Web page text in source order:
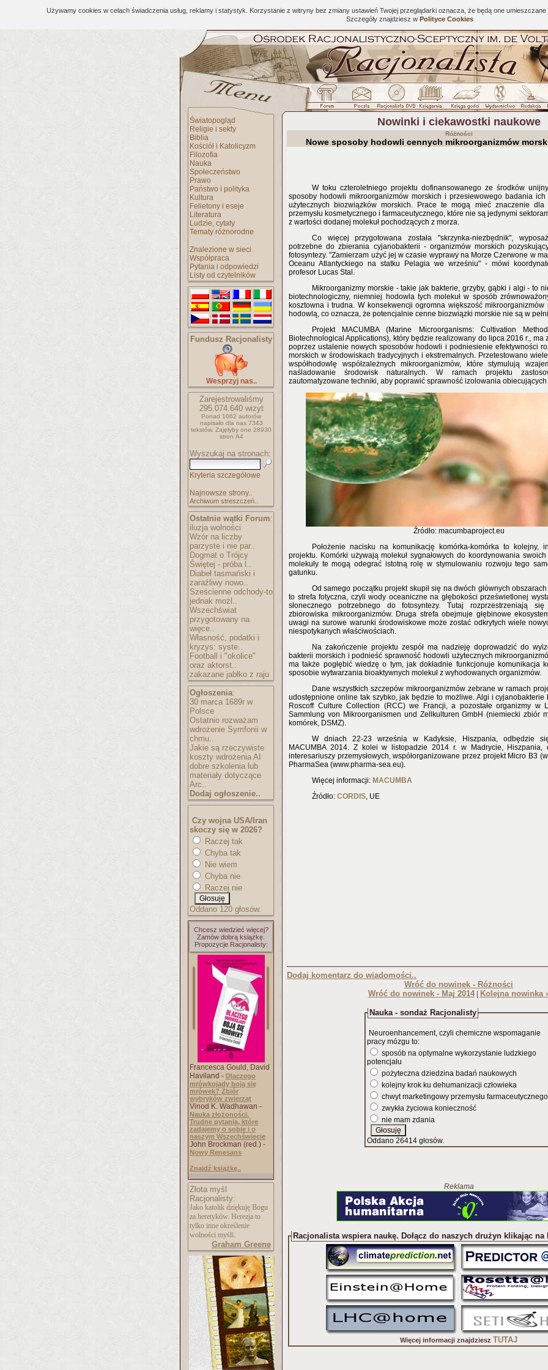
Używamy cookies w celach świadczenia usług, reklamy i statystyk. Korzystanie z witryny bez zmiany ustawień Twojej przeglądarki oznacza, że będą one
Szczegóły znajdziesz w Polityce Cookies
Światopogląd
Religie i sekty
Biblia
Kościół i Katolicyzm
Filozofia
Nauka
Społeczeństwo
Prawo
Państwo i polityka
Kultura
Felietony i eseje
Literatura
Ludzie, cytaty
Tematy różnorodne
Znalezione w sieci
Współpraca
Pytania i odpowiedzi
Listy od czytelników
Fundusz Racjonalisty
Wesprzyj nas..
Zarejestrowaliśmy
295.074.640wizyt
Ponad 1062 autorów
napisało dla nas 7343
tekstów. Zajęłyby one 28930
stron A4
Wyszukaj na stronach:
Kryteria szczegółowe
Najnowsze strony..
Archiwum streszczeń..
Ostatnie wątki Forum:
iluzja wolności
Wzór na liczby
parzyste i nie par..
Dogmat o Trójcy
Świętej - próba l..
Diabeł tasmański i
zaraźliwy nowo..
Sześcienne odchody-to
jednak możl..
Wszechświat
przygotowany na
więce..
Własność, podatki i
kryzys: syste..
Football i "okolice"
oraz aktorst..
zakazane jabłko z raju
Ogłoszenia:
30 marca 1689r w
Polsce
Ostatnio rozważam
wdrożenie Symfonii w
chmu..
Jakie są rzeczywiste
koszty wdrożenia AI
dobre szkolenia lub
materiały dotyczące
Arc..
Dodaj ogłoszenie..
Czy wojna USA/Iran
skoczy się w 2026?
Raczej tak
Chyba tak
Nie wiem
Chyba nie
Raczej nie
Oddano 120 głosów.
Chcesz wiedzieć więcej?
Zamów dobrą książkę.
Propozycje Racjonalisty:
Francesca Gould, David
Haviland - Dlaczego
mrówkojady boją się
mrówek? Zbiór
wybryków zwierząt
Vinod K. Wadhawan -
Nauka złożoności.
Trudne pytania, które
zadajemy o sobie i o
naszym Wszechświecie
John Brockman (red.) -
Nowy Renesans
Znajdź książkę..
Złota myśl
Racjonalisty:
Jako katolik dziękuję Bogu
za heretyków. Herezja to
tylko inne określenie
wolności myśli.
Graham Greene
Nowinki i ciekawostki naukowe
Różności
Nowe sposoby hodowli cennych mikroorganizmów
W toku czteroletniego projektu dofinansowanego ze środków
sposoby hodowli mikroorganizmów morskich i przesiewowego badania
użytecznych biozwiązków morskich. Prace te mogą mieć znaczenie
przemysłu kosmetycznego i farmaceutycznego, które nie są jedynymi
z wartości dodanej molekuł pochodzących z morza.
Co więcej przygotowana została "skrzynka-niezbędnik",
potrzebne do zbierania cyjanobakterii - organizmów morskich
fotosyntezy. "Zamierzam użyć jej w czasie wyprawy na Morze Czerwone w
Oceanu Atlantyckiego na statku Pelagia we wrześniu" - mówi
profesor Lucas Stal.
Mikroorganizmy morskie - takie jak bakterie, grzyby, gąbki i algi - to
biotechnologiczny, niemniej hodowla tych molekuł w sposób
kosztowna i trudna. W konsekwencji ogromna większość
hodowlą, co oznacza, że potencjalnie cenne biozwiązki morskie nie są w
Projekt MACUMBA (Marine Microorganisms: Cultivation
Biotechnological Applications), który będzie realizowany do lipca 2016 r., ma
poprzez ustalenie nowych sposobów hodowli i podniesienie efektywności
morskich w środowiskach tradycyjnych i ekstremalnych. Przetestowano
współhodowlę współzależnych mikroorganizmów, które stymulują
naśladowanie środowisk naturalnych. W ramach projektu
zautomatyzowane techniki, aby poprawić sprawność izolowania
Źródło: macumbaproject.eu
Położenie nacisku na komunikację komórka-komórka to kolejny,
projektu. Komórki używają molekuł sygnałowych do koordynowania
molekuły te mogą odegrać istotną rolę w stymulowaniu rozwoju tego
gatunku.
Od samego początku projekt skupił się na dwóch głównych
to strefa fotyczna, czyli wody oceaniczne na głębokości prześwietlonej
słonecznego potrzebnego do fotosyntezy. Tutaj rozprzestrzeniają
zbiorowiska mikroorganizmów. Druga strefa obejmuje głębinowe
uwagi na surowe warunki środowiskowe może zostać odkrytych wiele
niespotykanych właściwościach.
Na zakończenie projektu zespół ma nadzieję doprowadzić do
bakterii morskich i podnieść sprawność hodowli użytecznych
ma także pogłębić wiedzę o tym, jak dokładnie funkcjonuje komunikacja
sposobie wytwarzania bioaktywnych molekuł z wyhodowanych organizmów.
Dane wszystkich szczepów mikroorganizmów zebrane w ramach
udostępnione online tak szybko, jak będzie to możliwe. Algi i
Roscoff Culture Collection (RCC) we Francji, a pozostałe organizmy w
Sammlung von Mikroorganismen und Zellkulturen GmbH (niemiecki zbiór
komórek, DSMZ).
W dniach 22-23 września w Kadyksie, Hiszpania, odbędzie
MACUMBA 2014. Z kolei w listopadzie 2014 r. w Madrycie, Hiszpania,
interesariuszy przemysłowych, współorganizowane przez projekt Micro B3
PharmaSea (www.pharma-sea.eu).
Więcej informacji: MACUMBA
Źródło: CORDIS, UE
Dodaj komentarz do wiadomości..
Wróć do nowinek - Różności
Wróć do nowinek - Maj 2014| Kolejna nowinka
Nauka - sondaż Racjonalisty
Neuroenhancement, czyli chemiczne wspomaganie
pracy mózgu to:
sposób na optymalne wykorzystanie ludzkiego
potencjału
pożyteczna dziedzina badań naukowych
kolejny krok ku dehumanizacji człowieka
chwyt marketingowy przemysłu farmaceutycznego
zwykła życiowa konieczność
nie mam zdania
Oddano 26414 głosów.
Reklama
Racjonalista wspiera naukę. Dołącz do naszych drużyn klikając na
Więcej informacji znajdziesz TUTAJ